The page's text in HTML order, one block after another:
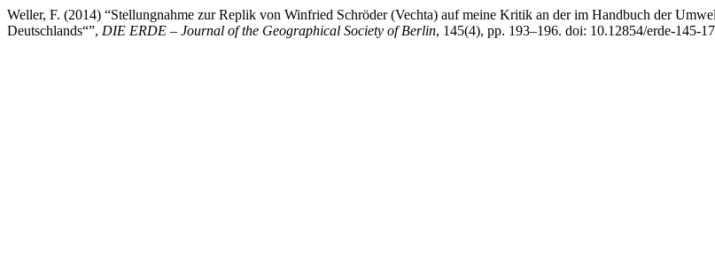
Weller, F. (2014) “Stellungnahme zur Replik von Winfried Schröder (Vechta) auf meine Kritik an der im Handbuch der
Deutschlands“”, DIE ERDE – Journal of the Geographical Society of Berlin, 145(4), pp. 193–196. doi: 10.12854/erde-145-